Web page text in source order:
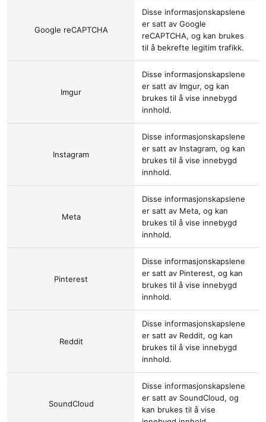
Google reCAPTCHA
Disse informasjonskapslene
er satt av Google
reCAPTCHA, og kan brukes
til å bekrefte legitim trafikk.
Imgur
Disse informasjonskapslene
er satt av Imgur, og kan
brukes til å vise innebygd
innhold.
Instagram
Disse informasjonskapslene
er satt av Instagram, og kan
brukes til å vise innebygd
innhold.
Meta
Disse informasjonskapslene
er satt av Meta, og kan
brukes til å vise innebygd
innhold.
Pinterest
Disse informasjonskapslene
er satt av Pinterest, og kan
brukes til å vise innebygd
innhold.
Reddit
Disse informasjonskapslene
er satt av Reddit, og kan
brukes til å vise innebygd
innhold.
SoundCloud
Disse informasjonskapslene
er satt av SoundCloud, og
kan brukes til å vise